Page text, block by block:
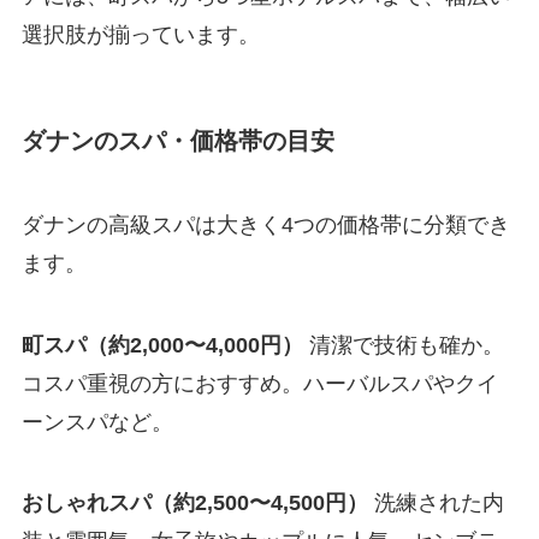
選択肢が揃っています。
ダナンのスパ・価格帯の目安
ダナンの高級スパは大きく4つの価格帯に分類でき
ます。
町スパ（約2,000〜4,000円）
清潔で技術も確か。
コスパ重視の方におすすめ。ハーバルスパやクイ
ーンスパなど。
おしゃれスパ（約2,500〜4,500円）
洗練された内